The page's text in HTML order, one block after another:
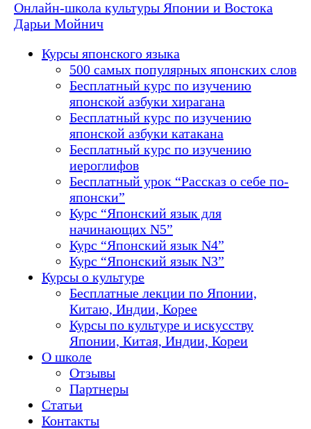
Онлайн-школа культуры Японии и Востока
Дарьи Мойнич
Курсы японского языка
500 самых популярных японских слов
Бесплатный курс по изучению
японской азбуки хирагана
Бесплатный курс по изучению
японской азбуки катакана
Бесплатный курс по изучению
иероглифов
Бесплатный урок “Рассказ о себе по-
японски”
Курс “Японский язык для
начинающих N5”
Курс “Японский язык N4”
Курс “Японский язык N3”
Курсы о культуре
Бесплатные лекции по Японии,
Китаю, Индии, Корее
Курсы по культуре и искусству
Японии, Китая, Индии, Кореи
О школе
Отзывы
Партнеры
Статьи
Контакты